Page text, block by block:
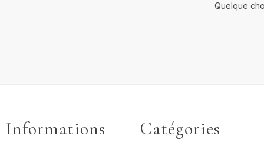
Quelque
Informations Catégories